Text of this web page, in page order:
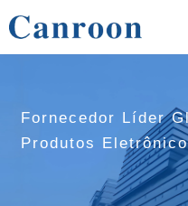
Fornecedor Líder
Produtos